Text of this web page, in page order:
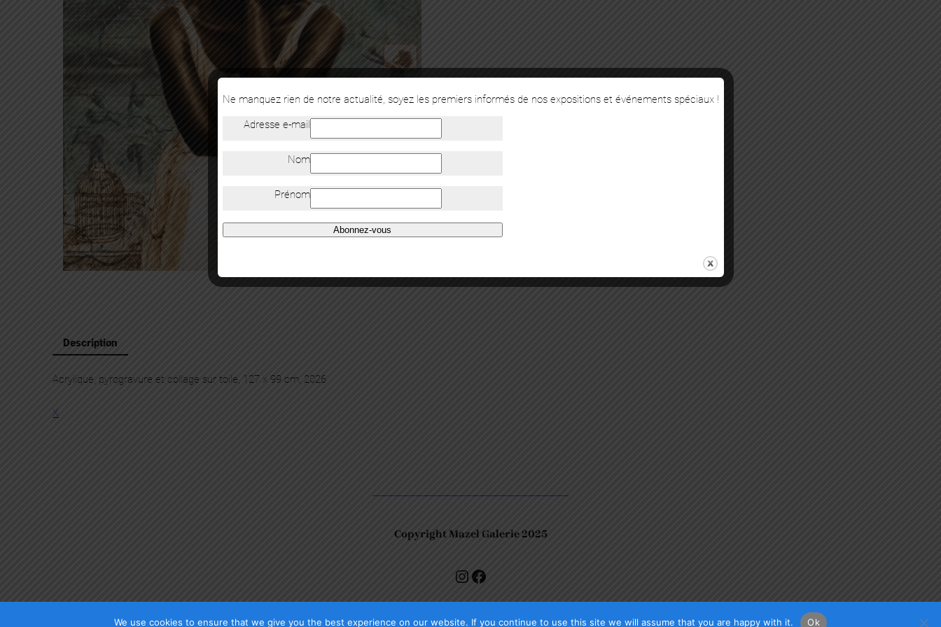
Description
Acrylique, pyrogravure et collage sur toile, 127 x 99 cm, 2026
X
Copyright Mazel Galerie 2025
Check our photos on Instagram ! Facebook
We use cookies to ensure that we give you the best experience on our website. If you continue to use this site we will assume that you are happy with it. Ok
Ne manquez rien de notre actualité, soyez les premiers informés de nos expositions et événements spéciaux !
Adresse e-mail
Nom
Prénom
Abonnez-vous